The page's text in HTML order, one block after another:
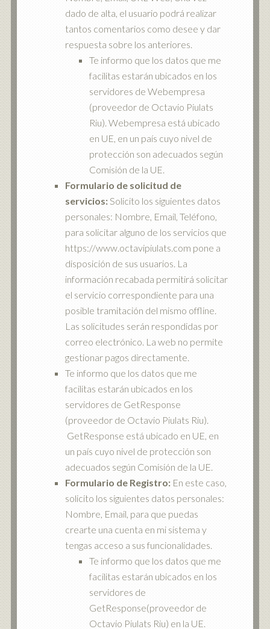
dado de alta, el usuario podrá realizar
tantos comentarios como desee y dar
respuesta sobre los anteriores.
Te informo que los datos que me
facilitas estarán ubicados en los
servidores de Webempresa
(proveedor de Octavio Piulats
Riu). Webempresa está ubicado
en UE, en un país cuyo nivel de
protección son adecuados según
Comisión de la UE.
Formulario de solicitud de
servicios:Solicito los siguientes datos
personales: Nombre, Email, Teléfono,
para solicitar alguno de los servicios que
https://www.octavipiulats.com pone a
disposición de sus usuarios. La
información recabada permitirá solicitar
el servicio correspondiente para una
posible tramitación del mismo offline.
Las solicitudes serán respondidas por
correo electrónico. La web no permite
gestionar pagos directamente.
Te informo que los datos que me
facilitas estarán ubicados en los
servidores de GetResponse
(proveedor de Octavio Piulats Riu).
GetResponse está ubicado en UE, en
un país cuyo nivel de protección son
adecuados según Comisión de la UE.
Formulario de Registro:En este caso,
solicito los siguientes datos personales:
Nombre, Email, para que puedas
crearte una cuenta en mi sistema y
tengas acceso a sus funcionalidades.
Te informo que los datos que me
facilitas estarán ubicados en los
servidores de
GetResponse(proveedor de
Octavio Piulats Riu) en la UE.